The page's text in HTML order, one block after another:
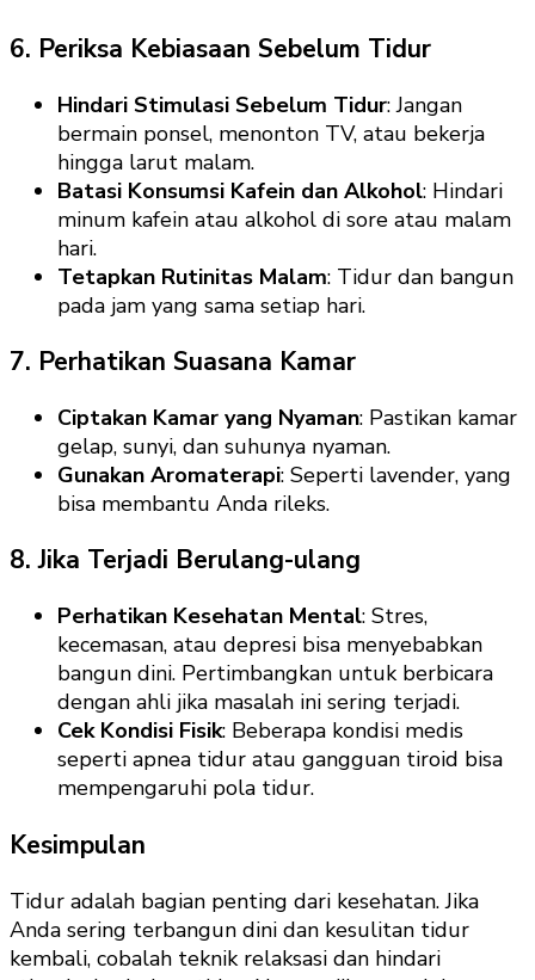
6. Periksa Kebiasaan Sebelum Tidur
Hindari Stimulasi Sebelum Tidur: Jangan
bermain ponsel, menonton TV, atau bekerja
hingga larut malam.
Batasi Konsumsi Kafein dan Alkohol: Hindari
minum kafein atau alkohol di sore atau malam
hari.
Tetapkan Rutinitas Malam: Tidur dan bangun
pada jam yang sama setiap hari.
7. Perhatikan Suasana Kamar
Ciptakan Kamar yang Nyaman: Pastikan kamar
gelap, sunyi, dan suhunya nyaman.
Gunakan Aromaterapi: Seperti lavender, yang
bisa membantu Anda rileks.
8. Jika Terjadi Berulang-ulang
Perhatikan Kesehatan Mental: Stres,
kecemasan, atau depresi bisa menyebabkan
bangun dini. Pertimbangkan untuk berbicara
dengan ahli jika masalah ini sering terjadi.
Cek Kondisi Fisik: Beberapa kondisi medis
seperti apnea tidur atau gangguan tiroid bisa
mempengaruhi pola tidur.
Kesimpulan
Tidur adalah bagian penting dari kesehatan. Jika
Anda sering terbangun dini dan kesulitan tidur
kembali, cobalah teknik relaksasi dan hindari